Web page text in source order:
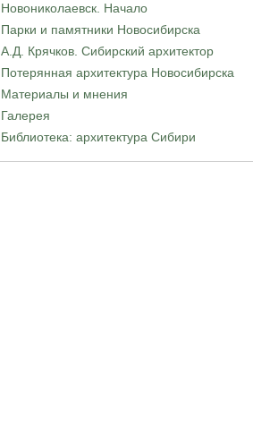
Новониколаевск. Начало
Парки и памятники Новосибирска
А.Д. Крячков. Сибирский архитектор
Потерянная архитектура Новосибирска
Материалы и мнения
Галерея
Библиотека: архитектура Сибири